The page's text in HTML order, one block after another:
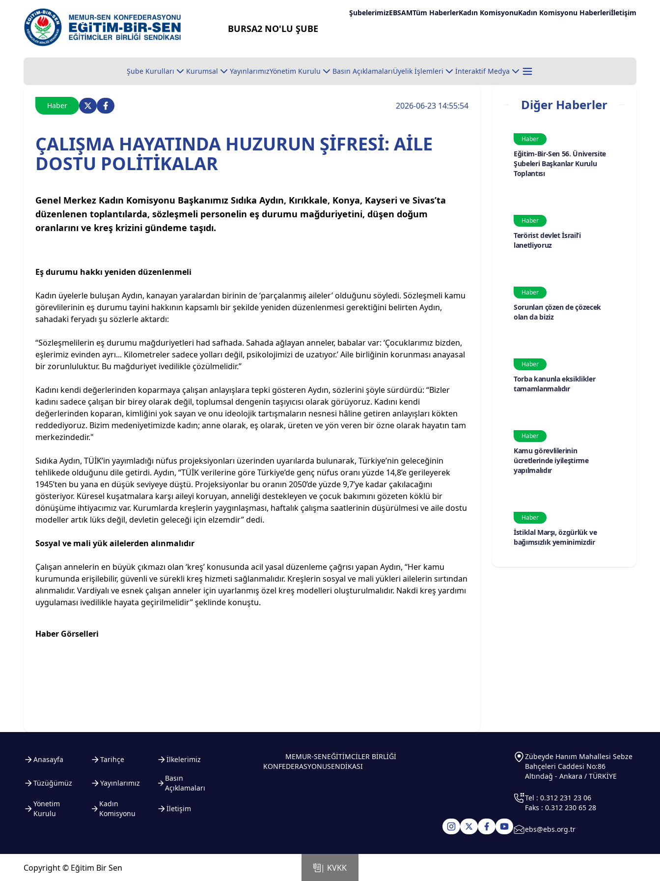
BURSA2 NO'LU ŞUBE
ŞubelerimizEBSAMTüm HaberlerKadın KomisyonuKadın Komisyonu Haberleriİletişim
Şube Kurulları Kurumsal YayınlarımızYönetim Kurulu Basın AçıklamalarıÜyelik İşlemleri İnteraktif Medya
Haber 2026-06-23 14:55:54
ÇALIŞMA HAYATINDA HUZURUN ŞİFRESİ: AİLE
DOSTU POLİTİKALAR
Genel Merkez Kadın Komisyonu Başkanımız Sıdıka Aydın, Kırıkkale, Konya, Kayseri ve Sivas’ta
düzenlenen toplantılarda, sözleşmeli personelin eş durumu mağduriyetini, düşen doğum
oranlarını ve kreş krizini gündeme taşıdı.
Eş durumu hakkı yeniden düzenlenmeli
Kadın üyelerle buluşan Aydın, kanayan yaralardan birinin de ‘parçalanmış aileler’ olduğunu söyledi. Sözleşmeli kamu
görevlilerinin eş durumu tayini hakkının kapsamlı bir şekilde yeniden düzenlenmesi gerektiğini belirten Aydın,
sahadaki feryadı şu sözlerle aktardı:
“Sözleşmelilerin eş durumu mağduriyetleri had safhada. Sahada ağlayan anneler, babalar var: ‘Çocuklarımız bizden,
eşlerimiz evinden ayrı... Kilometreler sadece yolları değil, psikolojimizi de uzatıyor.’ Aile birliğinin korunması anayasal
bir zorunluluktur. Bu mağduriyet ivedilikle çözülmelidir.”
Kadını kendi değerlerinden koparmaya çalışan anlayışlara tepki gösteren Aydın, sözlerini şöyle sürdürdü: “Bizler
kadını sadece çalışan bir birey olarak değil, toplumsal dengenin taşıyıcısı olarak görüyoruz. Kadını kendi
değerlerinden koparan, kimliğini yok sayan ve onu ideolojik tartışmaların nesnesi hâline getiren anlayışları kökten
reddediyoruz. Bizim medeniyetimizde kadın; anne olarak, eş olarak, üreten ve yön veren bir özne olarak hayatın tam
merkezindedir."
Sıdıka Aydın, TÜİK’in yayımladığı nüfus projeksiyonları üzerinden uyarılarda bulunarak, Türkiye’nin geleceğinin
tehlikede olduğunu dile getirdi. Aydın, “TÜİK verilerine göre Türkiye’de genç nüfus oranı yüzde 14,8’e gerileyerek
1945’ten bu yana en düşük seviyeye düştü. Projeksiyonlar bu oranın 2050’de yüzde 9,7’ye kadar çakılacağını
gösteriyor. Küresel kuşatmalara karşı aileyi koruyan, anneliği destekleyen ve çocuk bakımını gözeten köklü bir
dönüşüme ihtiyacımız var. Kurumlarda kreşlerin yaygınlaşması, haftalık çalışma saatlerinin düşürülmesi ve aile dostu
modeller artık lüks değil, devletin geleceği için elzemdir” dedi.
Sosyal ve mali yük ailelerden alınmalıdır
Çalışan annelerin en büyük çıkmazı olan ‘kreş’ konusunda acil yasal düzenleme çağrısı yapan Aydın, “Her kamu
kurumunda erişilebilir, güvenli ve sürekli kreş hizmeti sağlanmalıdır. Kreşlerin sosyal ve mali yükleri ailelerin sırtından
alınmalıdır. Vardiyalı ve esnek çalışan anneler için uyarlanmış özel kreş modelleri oluşturulmalıdır. Nakdi kreş yardımı
uygulaması ivedilikle hayata geçirilmelidir” şeklinde konuştu.
Haber Görselleri
Diğer Haberler
Haber
Eğitim-Bir-Sen 56. Üniversite
Şubeleri Başkanlar Kurulu
Toplantısı
Haber
Terörist devlet İsrail’i
lanetliyoruz
Haber
Sorunları çözen de çözecek
olan da biziz
Haber
Torba kanunla eksiklikler
tamamlanmalıdır
Haber
Kamu görevlilerinin
ücretlerinde iyileştirme
yapılmalıdır
Haber
İstiklal Marşı, özgürlük ve
bağımsızlık yeminimizdir
Anasayfa Tarihçe İlkelerimiz
Tüzüğümüz Yayınlarımız
Basın
Açıklamaları
Yönetim
Kurulu
Kadın
Komisyonu
İletişim
MEMUR-SEN
KONFEDERASYONU
EĞİTİMCİLER BİRLİĞİ
SENDİKASI
Zübeyde Hanım Mahallesi Sebze
Bahçeleri Caddesi No:86
Altındağ - Ankara / TÜRKİYE
Tel : 0.312 231 23 06
Faks : 0.312 230 65 28
ebs@ebs.org.tr
Copyright © Eğitim Bir Sen | KVKK